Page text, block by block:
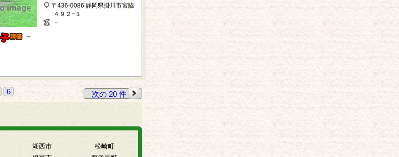
－
〒436-0086 静岡県掛川市宮脇
４９２−１
－
6 次の 20 件
湖西市
松崎町